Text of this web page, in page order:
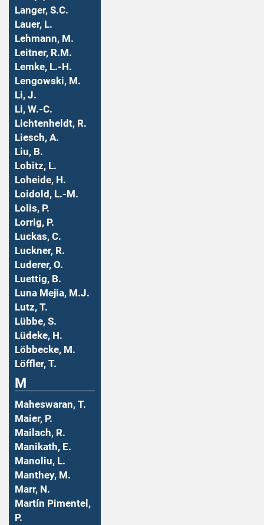
Langer, S.C.
Lauer, L.
Lehmann, M.
Leitner, R.M.
Lemke, L.-H.
Lengowski, M.
Li, J.
Li, W.-C.
Lichtenheldt, R.
Liesch, A.
Liu, B.
Lobitz, L.
Loheide, H.
Loidold, L.-M.
Lolis, P.
Lorrig, P.
Luckas, C.
Luckner, R.
Luderer, O.
Luettig, B.
Luna Mejia, M.J.
Lutz, T.
Lübbe, S.
Lüdeke, H.
Löbbecke, M.
Löffler, T.
M
Maheswaran, T.
Maier, P.
Mailach, R.
Manikath, E.
Manoliu, L.
Manthey, M.
Marr, N.
Martín Pimentel,
P.